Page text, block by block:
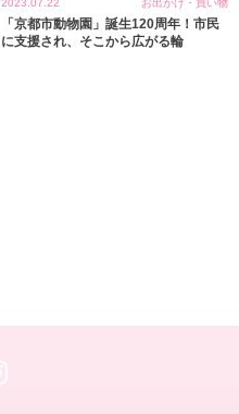
2023.07.22 お出かけ・買い物
「京都市動物園」誕生120周年！市民
に支援され、そこから広がる輪